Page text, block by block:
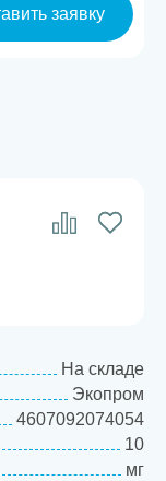
заявку
На складе
Экопром
4607092074054
10
мг